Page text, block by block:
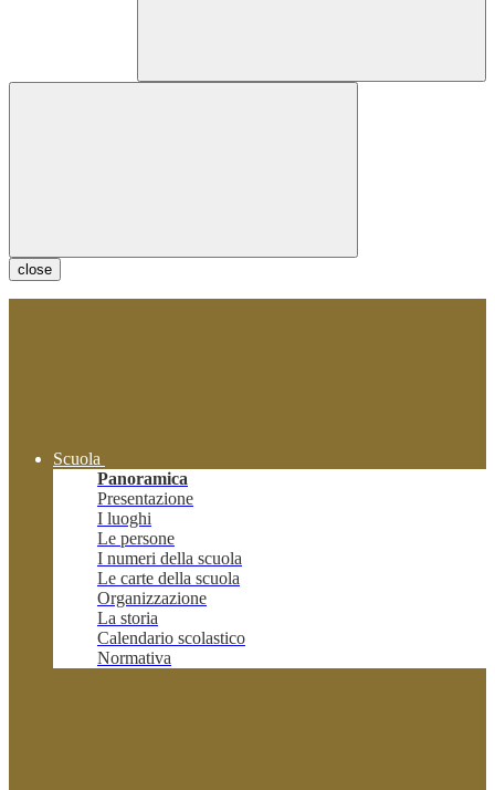
close
Scuola
Panoramica
Presentazione
I luoghi
Le persone
I numeri della scuola
Le carte della scuola
Organizzazione
La storia
Calendario scolastico
Normativa